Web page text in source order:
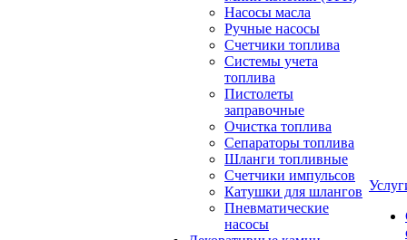
Насосы масла
Ручные насосы
Счетчики топлива
Системы учета
топлива
Пистолеты
заправочные
Очистка топлива
Сепараторы топлива
Шланги топливные
Счетчики импульсов
Катушки для шлангов
Пневматические
насосы